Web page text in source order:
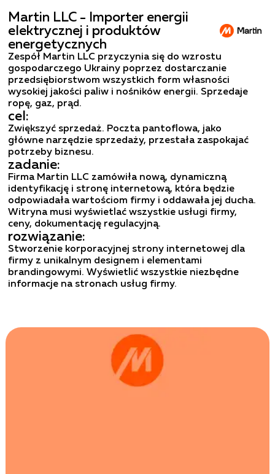
Martin LLC - Importer energii
elektrycznej i produktów
energetycznych
Zespół Martin LLC przyczynia się do wzrostu
gospodarczego Ukrainy poprzez dostarczanie
przedsiębiorstwom wszystkich form własności
wysokiej jakości paliw i nośników energii. Sprzedaje
ropę, gaz, prąd.
cel:
Zwiększyć sprzedaż. Poczta pantoflowa, jako
główne narzędzie sprzedaży, przestała zaspokajać
zadanie:
Firma Martin LLC zamówiła nową, dynamiczną
identyfikację i stronę internetową, która będzie
odpowiadała wartościom firmy i oddawała jej ducha.
Witryna musi wyświetlać wszystkie usługi firmy,
ceny, dokumentację regulacyjną.
rozwiązanie:
Stworzenie korporacyjnej strony internetowej dla
firmy z unikalnym designem i elementami
brandingowymi. Wyświetlić wszystkie niezbędne
informacje na stronach usług firmy.